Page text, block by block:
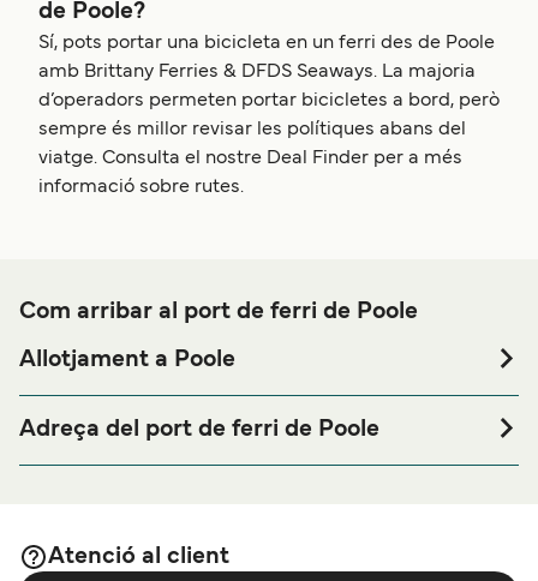
de Poole?
Sí, pots portar una bicicleta en un ferri des de Poole
amb Brittany Ferries & DFDS Seaways. La majoria
d’operadors permeten portar bicicletes a bord, però
sempre és millor revisar les polítiques abans del
viatge. Consulta el nostre Deal Finder per a més
informació sobre rutes.
Com arribar al port de ferri de Poole
Allotjament a Poole
prop del port de ferri de Poole o busques allotjament
durant tota la teva estada, visita la nostra pàgina de
Adreça del port de ferri de Poole
Atenció al client